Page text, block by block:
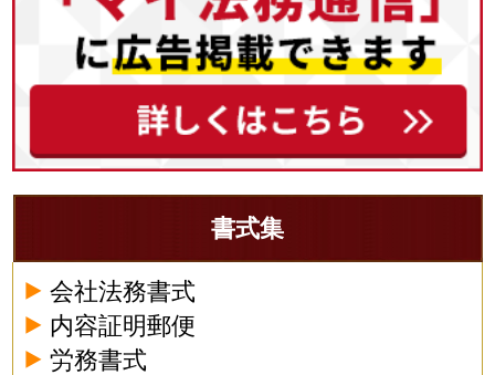
書式集
会社法務書式
内容証明郵便
労務書式